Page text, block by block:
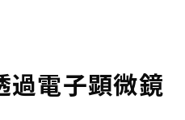
過電子顕微